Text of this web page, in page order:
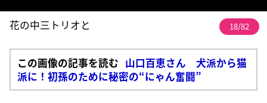
花の中三トリオと 18/82
この画像の記事を読む 山口百恵さん 犬派から猫
派に！初孫のために秘密の“にゃん奮闘”